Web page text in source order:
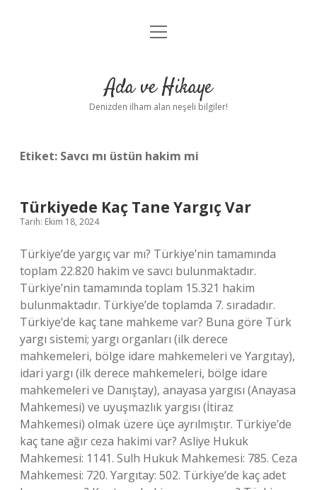
Anasayfa
Yasal Uyarı
menüyü
Ada ve Hikaye
Denizden ilham alan neşeli bilgiler!
Etiket: Savcı mı üstün hakim mi
Türkiyede Kaç Tane Yargıç Var
Tarih: Ekim 18, 2024
Türkiye’de yargıç var mı? Türkiye’nin tamamında
toplam 22.820 hakim ve savcı bulunmaktadır.
Türkiye’nin tamamında toplam 15.321 hakim
bulunmaktadır. Türkiye’de toplamda 7. sıradadır.
Türkiye’de kaç tane mahkeme var? Buna göre Türk
yargı sistemi; yargı organları (ilk derece
mahkemeleri, bölge idare mahkemeleri ve Yargıtay),
idari yargı (ilk derece mahkemeleri, bölge idare
mahkemeleri ve Danıştay), anayasa yargısı (Anayasa
Mahkemesi) ve uyuşmazlık yargısı (İtiraz
Mahkemesi) olmak üzere üçe ayrılmıştır. Türkiye’de
kaç tane ağır ceza hakimi var? Asliye Hukuk
Mahkemesi: 1141. Sulh Hukuk Mahkemesi: 785. Ceza
Mahkemesi: 720. Yargıtay: 502. Türkiye’de kaç adet